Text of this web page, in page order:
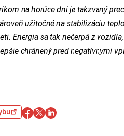
na horúce dni je takzvaný
užitočné na stabilizáciu
Energia sa tak nečerpá z
chránený pred negatívnymi